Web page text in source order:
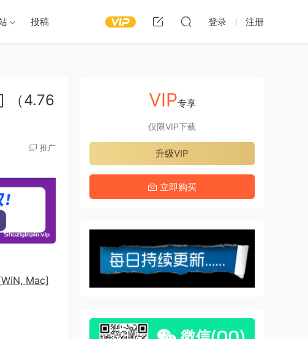
投稿 登录 注册
（4.76
推广
Mac]
VIP专享
仅限VIP下载
升级VIP
立即购买